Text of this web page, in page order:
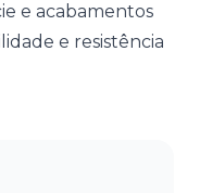
e acabamentos
e resistência